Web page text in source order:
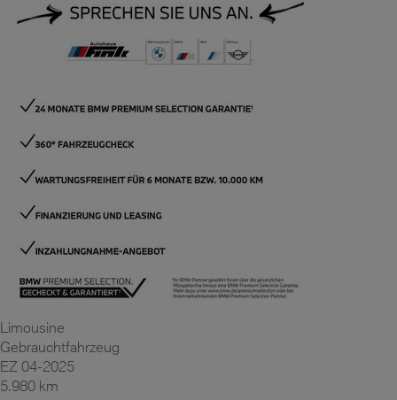
Limousine
Gebrauchtfahrzeug
EZ 04-2025
5.980 km